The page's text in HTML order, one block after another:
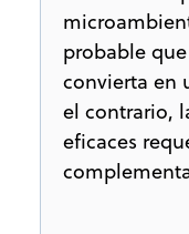
probable
convierta en
el contrario,
eficaces